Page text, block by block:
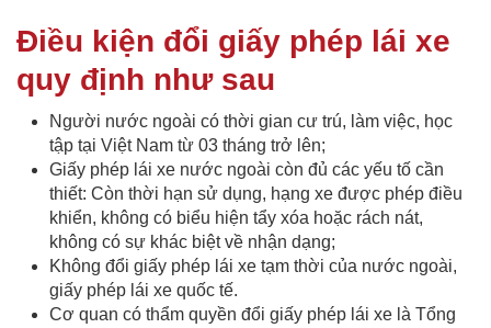
Điều kiện đổi giấy phép lái xe
quy định như sau
Người nước ngoài có thời gian cư trú, làm việc, học
tập tại Việt Nam từ 03 tháng trở lên;
Giấy phép lái xe nước ngoài còn đủ các yếu tố cần
thiết: Còn thời hạn sử dụng, hạng xe được phép điều
khiển, không có biểu hiện tẩy xóa hoặc rách nát,
không có sự khác biệt về nhận dạng;
Không đổi giấy phép lái xe tạm thời của nước ngoài,
giấy phép lái xe quốc tế.
Cơ quan có thẩm quyền đổi giấy phép lái xe là Tổng